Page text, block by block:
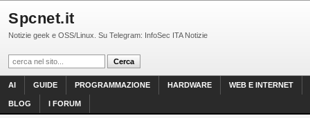
Spcnet.it
Notizie geek e OSS/Linux. Su Telegram: InfoSec ITA Notizie
AI GUIDE PROGRAMMAZIONE HARDWARE WEB E INTERNET
BLOG I FORUM